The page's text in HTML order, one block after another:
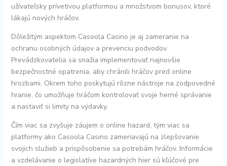
užívateľsky prívetivou platformou a množstvom bonusov, ktoré
lákajú nových hráčov.
Dôležitým aspektom Casoola Casino je aj zameranie na
ochranu osobných údajov a prevenciu podvodov.
Prevádzkovatelia sa snažia implementovať najnovšie
bezpečnostné opatrenia, aby chránili hráčov pred online
hrozbami. Okrem toho poskytujú rôzne nástroje na zodpovedné
hranie, čo umožňuje hráčom kontrolovať svoje herné správanie
a nastaviť si limity na výdavky.
Čím viac sa zvyšuje záujem o online hazard, tým viac sa
platformy ako Casoola Casino zameriavajú na zlepšovanie
svojich služieb a prispôsobenie sa potrebám hráčov. Informácie
a vzdelávanie o legislatíve hazardných hier sú kľúčové pre